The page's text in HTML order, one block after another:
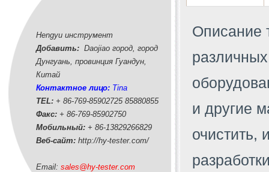
Hengyu инструмент
Добавить: Daojiao город, город
Дунгуань, провинция Гуандун,
Китай
Контактное лицо: Tina
TEL: + 86-769-85902725 85880855
Факс: + 86-769-85902750
Мобильный: + 86-13829266829
Веб-сайт: http://hy-tester.com/
Email: sales@hy-tester.com
Описание
и другие
очистить,